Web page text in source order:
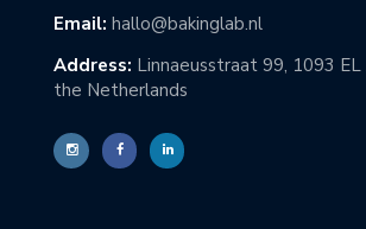
Email: hallo@bakinglab.nl
Address: Linnaeusstraat 99, 1093
the Netherlands